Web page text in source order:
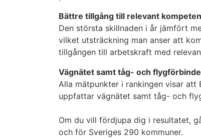
Bättre tillgång till relevant
Den största skillnaden i år jämfört
vilket utsträckning man anser att
tillgången till arbetskraft med
Vägnätet samt tåg- och
Alla mätpunkter i rankingen visar
uppfattar vägnätet samt tåg- och
Om du vill fördjupa dig i resultatet,
och för Sveriges 290 kommuner.